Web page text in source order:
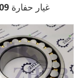
غيار حفارة 4248609